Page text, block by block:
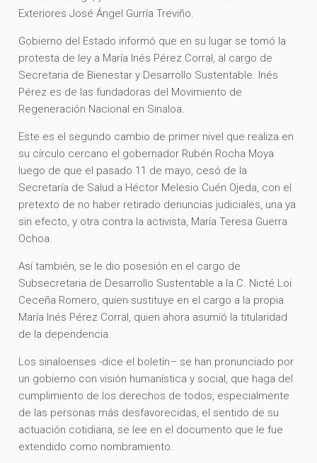
Exteriores José Ángel Gurría Treviño.
Gobierno del Estado informó que en su lugar se tomó la
protesta de ley a María Inés Pérez Corral, al cargo de
Secretaria de Bienestar y Desarrollo Sustentable. Inés
Pérez es de las fundadoras del Movimiento de
Regeneración Nacional en Sinaloa.
Este es el segundo cambio de primer nivel que realiza en
su círculo cercano el gobernador Rubén Rocha Moya
luego de que el pasado 11 de mayo, cesó de la
Secretaría de Salud a Héctor Melesio Cuén Ojeda, con el
pretexto de no haber retirado denuncias judiciales, una ya
sin efecto, y otra contra la activista, María Teresa Guerra
Ochoa.
Así también, se le dio posesión en el cargo de
Subsecretaria de Desarrollo Sustentable a la C. Nicté Loi
Ceceña Romero, quien sustituye en el cargo a la propia
María Inés Pérez Corral, quien ahora asumió la titularidad
de la dependencia.
Los sinaloenses -dice el boletín– se han pronunciado por
un gobierno con visión humanística y social, que haga del
cumplimiento de los derechos de todos, especialmente
de las personas más desfavorecidas, el sentido de su
actuación cotidiana, se lee en el documento que le fue
extendido como nombramiento.